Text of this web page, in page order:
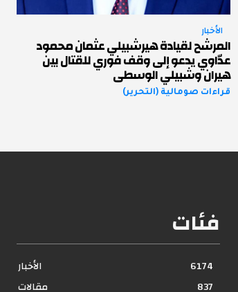
الأخبار
المرشح لقيادة هيرشبيلي عثمان محمود
عدّاوي يدعو إلى وقف فوري للقتال بين
هيران وشبيلي الوسطى
قراءات صومالية (التحرير)
فئات
الأخبار
6174
مقالات
837